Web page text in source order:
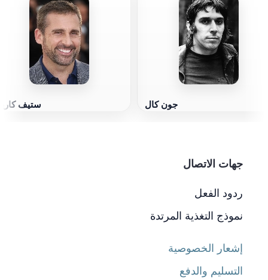
جون كال ستيف
جهات الاتصال
ردود الفعل
نموذج التغذية المرتدة
إشعار الخصوصية
التسليم والدفع